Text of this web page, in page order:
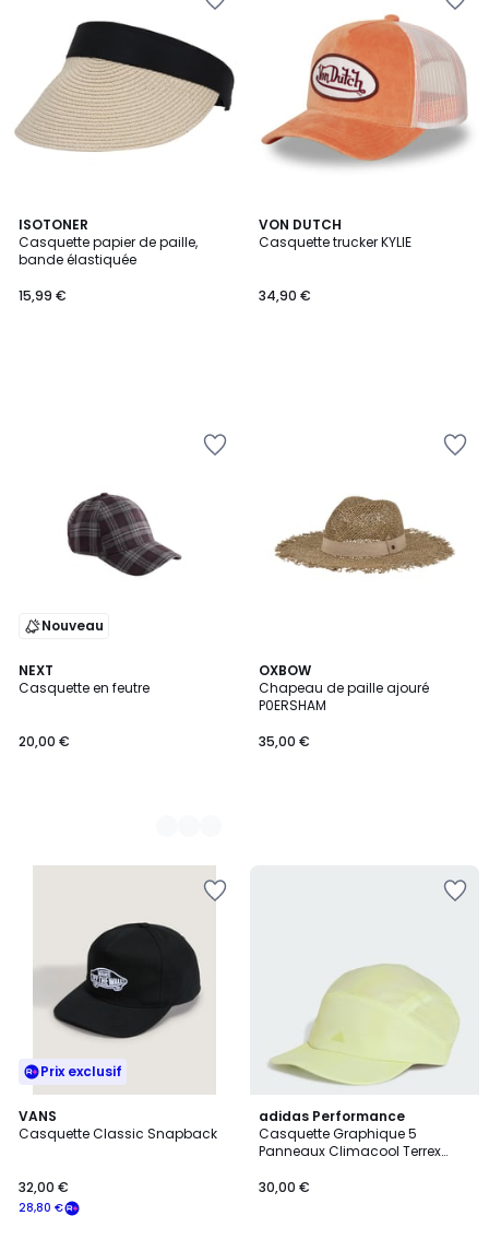
ISOTONER
Casquette papier de paille,
bande élastiquée
15,99 €
VON DUTCH
Casquette trucker KYLIE
34,90 €
Nouveau
NEXT
Casquette en feutre
20,00 €
2
Couleurs
OXBOW
Chapeau de paille ajouré
P0ERSHAM
35,00 €
Prix exclusif
VANS
Casquette Classic Snapback
28,80 €
32,00 €
1,5
/
adidas Performance
Casquette Graphique 5
Panneaux Climacool Terrex
Panneaux Climacool Terrex
30,00 €
5
/
5